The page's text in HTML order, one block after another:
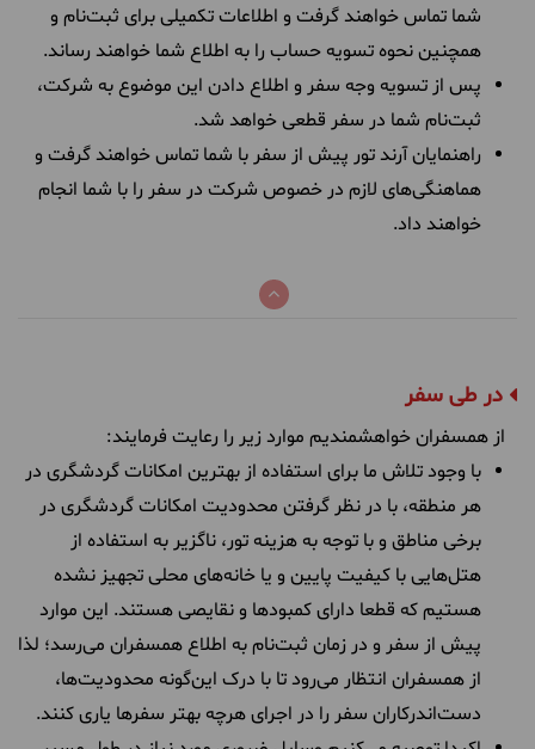
شما تماس خواهند گرفت و اطلاعات تکمیلی برای ثبت‌نام و
همچنین نحوه تسویه حساب را به اطلاع شما خواهند رساند.
پس از تسویه وجه سفر و اطلاع دادن این موضوع به شرکت،
ثبت‌نام شما در سفر قطعی خواهد شد.
راهنمایان آرند تور پیش از سفر با شما تماس خواهند گرفت و
هماهنگی‌های لازم در خصوص شرکت در سفر را با شما انجام
خواهند داد.
در طی سفر
از همسفران خواهشمندیم موارد زیر را رعایت فرمایند:
با وجود تلاش ما برای استفاده از بهترین امکانات گردشگری در
هر منطقه، با در نظر گرفتن محدودیت امکانات گردشگری در
برخی مناطق و با توجه به هزینه تور، ناگزیر به استفاده از
هتل‌هایی با کیفیت پایین و یا خانه‌های محلی تجهیز نشده
هستیم که قطعا دارای کمبودها و نقایصی هستند. این موارد
پیش از سفر و در زمان ثبت‌نام به اطلاع همسفران می‌رسد؛ لذا
از همسفران انتظار می‌رود تا با درک این‌گونه محدودیت‌ها،
دست‌اندرکاران سفر را در اجرای هرچه بهتر سفرها یاری کنند.